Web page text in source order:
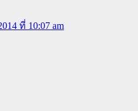
ที่ 10:07 am